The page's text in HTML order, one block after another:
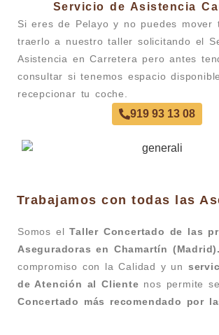
Servicio de Asistencia
Si eres de Pelayo y no puedes mover
traerlo a nuestro taller solicitando el
Asistencia en Carretera pero antes
consultar si tenemos espacio
recepcionar tu coche.
919 93 13 08
Trabajamos con todas las
Somos elTaller Concertado de las
Aseguradoras en Chamartín (Madrid).
compromiso con la Calidad y un
de Atención al Cliente nos permite
Concertado más recomendado por